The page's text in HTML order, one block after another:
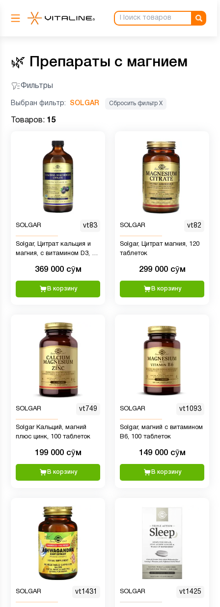
🌿 Препараты с магнием
Фильтры
Выбран фильтр: SOLGAR Сбросить фильтр Х
Товаров: 15
SOLGAR vt83
Solgar, Цитрат кальция и
магния, с витамином D3, в
натуральной голубики, 473
мл
369 000 сӯм
В корзину
SOLGAR vt82
Solgar, Цитрат магния, 120
таблеток
299 000 сӯм
В корзину
SOLGAR vt749
Solgar Кальций, магний
плюс цинк, 100 таблеток
199 000 сӯм
В корзину
SOLGAR vt1093
Solgar, магний с витамином
B6, 100 таблеток
149 000 сӯм
В корзину
SOLGAR vt1431 SOLGAR vt1425